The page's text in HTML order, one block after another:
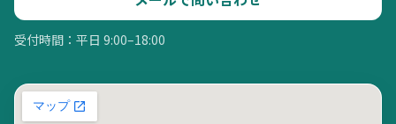
受付時間：平日 9:00–18:00